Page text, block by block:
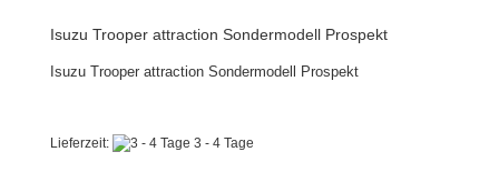
Isuzu Trooper attraction Sondermodell Prospekt
Isuzu Trooper attraction Sondermodell Prospekt
Lieferzeit: 3 - 4 Tage